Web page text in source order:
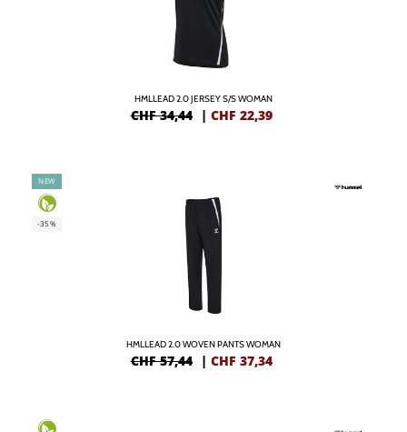
HMLLEAD 2.0 JERSEY S/S WOMAN
CHF 34,44 | CHF 22,39
NEW
-35%
HMLLEAD 2.0 WOVEN PANTS WOMAN
CHF 57,44 | CHF 37,34